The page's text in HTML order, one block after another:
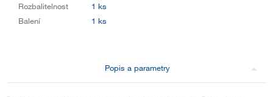
Rozbalitelnost
1 ks
Balení
1 ks
Popis a parametry